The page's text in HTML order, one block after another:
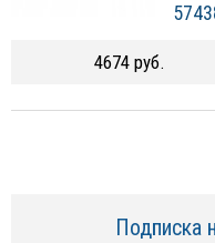
4674 руб.
Подписка